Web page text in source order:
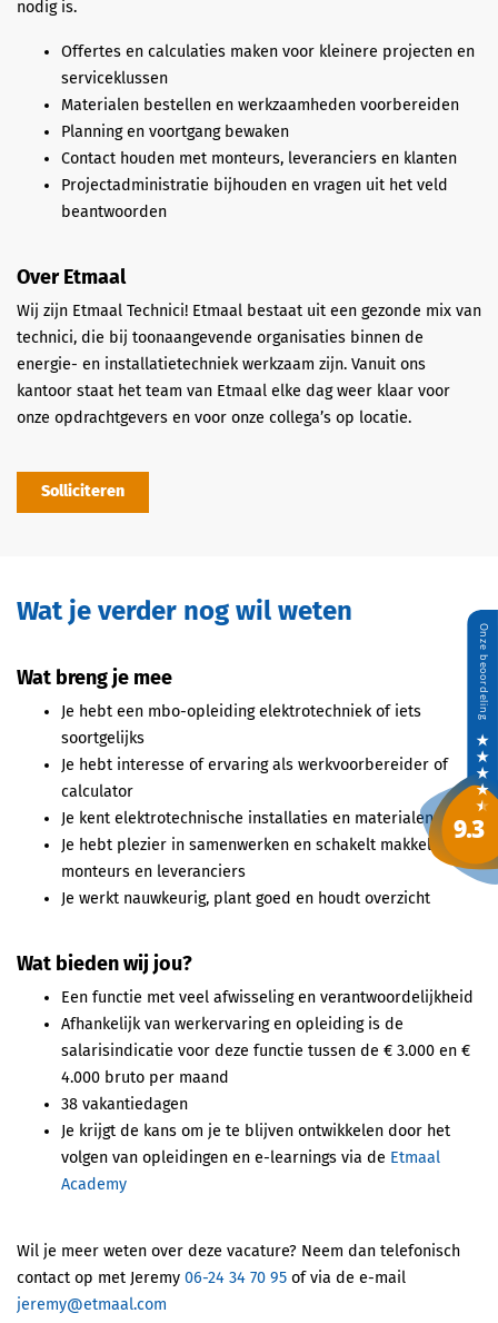
nodig is.
Offertes en calculaties maken voor kleinere projecten en
serviceklussen
Materialen bestellen en werkzaamheden voorbereiden
Planning en voortgang bewaken
Contact houden met monteurs, leveranciers en klanten
Projectadministratie bijhouden en vragen uit het veld
beantwoorden
Over Etmaal
Wij zijn Etmaal Technici! Etmaal bestaat uit een gezonde mix van
technici, die bij toonaangevende organisaties binnen de
energie- en installatietechniek werkzaam zijn. Vanuit ons
kantoor staat het team van Etmaal elke dag weer klaar voor
onze opdrachtgevers en voor onze collega’s op locatie.
Solliciteren
Wat je verder nog wil weten
Wat breng je mee
Je hebt een mbo-opleiding elektrotechniek of iets
soortgelijks
Je hebt interesse of ervaring als werkvoorbereider of
calculator
Je kent elektrotechnische installaties en materialen
Je hebt plezier in samenwerken en schakelt makkelijk met
monteurs en leveranciers
Je werkt nauwkeurig, plant goed en houdt overzicht
Wat bieden wij jou?
Een functie met veel afwisseling en verantwoordelijkheid
Afhankelijk van werkervaring en opleiding is de
salarisindicatie voor deze functie tussen de € 3.000 en €
4.000 bruto per maand
38 vakantiedagen
Je krijgt de kans om je te blijven ontwikkelen door het
volgen van opleidingen en e-learnings via de Etmaal
Academy
Wil je meer weten over deze vacature? Neem dan telefonisch
contact op met Jeremy 06-24 34 70 95 of via de e-mail
jeremy@etmaal.com